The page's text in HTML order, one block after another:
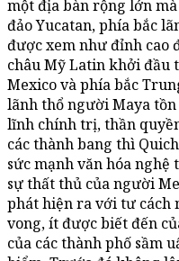
một địa bàn rộng lớn
đảo Yucatan, phía bắc
được xem như đỉnh cao
châu Mỹ Latin khởi đầu
Mexico và phía bắc
lãnh thổ người Maya
lĩnh chính trị, thần
các thành bang thì
sức mạnh văn hóa nghệ
sự thất thủ của người
phát hiện ra với tư cách
vong, ít được biết đến
của các thành phố sầm